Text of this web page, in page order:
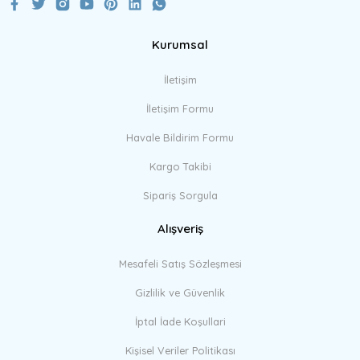
Kurumsal
İletişim
İletişim Formu
Havale Bildirim Formu
Kargo Takibi
Sipariş Sorgula
Alışveriş
Mesafeli Satış Sözleşmesi
Gizlilik ve Güvenlik
İptal İade Koşullari
Kişisel Veriler Politikası